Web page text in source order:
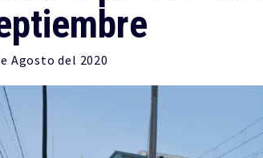
Agosto del 2020